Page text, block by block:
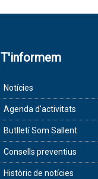
T'informem
Notícies
Agenda d'activitats
Butlletí Som Sallent
Consells preventius
Històric de notícies